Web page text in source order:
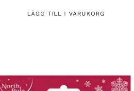
LÄGG TILL I VARUKORG